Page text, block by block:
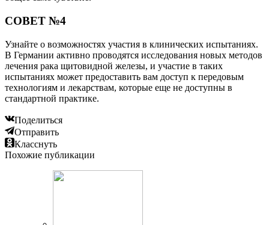
СОВЕТ №4
Узнайте о возможностях участия в клинических испытаниях.
В Германии активно проводятся исследования новых методов
лечения рака щитовидной железы, и участие в таких
испытаниях может предоставить вам доступ к передовым
технологиям и лекарствам, которые еще не доступны в
стандартной практике.
Поделиться
Отправить
Класснуть
Похожие публикации